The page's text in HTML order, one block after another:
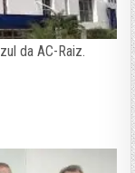
da AC-Raiz.